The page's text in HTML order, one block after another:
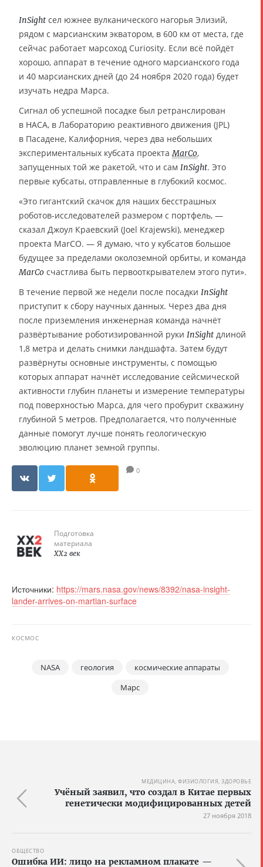
InSight сел южнее вулканического нагорья Элизий,
рядом с марсианским экватором, в 600 км от места, где
сейчас работает марсоход Curiosity. Если всё пойдёт
хорошо, аппарат в течение одного марсианского года
и 40 марсианских дней (до 24 ноября 2020 года) будет
изучать недра Марса.
Сигнал об успешной посадке был ретранслирован
в НАСА, в Лабораторию реактивного движения (JPL)
в Пасадене, Калифорния, через два небольших
экспериментальных кубсата проектаMarCo,
запущенных той же ракетой, что и сам InSight. Это
первые кубсаты, отправленные в глубокий космос.
«Это гигантский скачок для наших бесстрашных
роботов-исследователей размером с портфель, —
сказал Джоул Краевский (Joel Krajewski), менеджер
проекта MarCO. — Я думаю, что у кубсатов большое
будущее за пределами околоземной орбиты, и команда
MarCo счастлива быть первооткрывателем этого пути».
В течение первой же недели после посадки InSight
приступит к сбору научных данных. Через два дня
после приземления инженерная команда начнёт
развёртывание роботизированной руки InSight длиной
1,8 метра и делать снимки ландшафта. Затем будут
развёрнуты основные инструменты, с помощью
которых аппарат начнёт исследование сейсмической
активности глубин планеты и измерение температуры
под поверхностью Марса, для чего пробурит скважину
глубиной 5 метров. Предполагается, что полученные
данные помогут лучше понять геологическую
эволюцию планет земной группы.
0
Подготовка
материала
XX2 век
Источники: https://mars.nasa.gov/news/8392/nasa-insight-
lander-arrives-on-martian-surface
КОСМОС
NASA геология
космические аппараты
Марс
МЕДИЦИНА, ФИЗИОЛОГИЯ, ЗДОРОВЬЕ
Учёный заявил, что создал в Китае первых
генетически модифицированных детей
27 ноября 2018
ОБЩЕСТВО
Ошибка ИИ: лицо на рекламном плакате —